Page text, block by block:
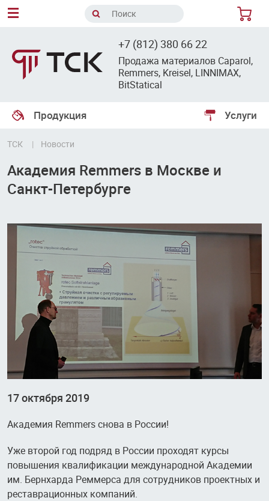
+7 (812) 380 66 22
Продажа материалов Caparol,
Remmers, Kreisel, LINNIMAX,
BitStatical
Продукция Услуги
ТСК Новости
Академия Remmers в Москве и
Санкт-Петербурге
17 октября 2019
Академия Remmers снова в России!
Уже второй год подряд в России проходят курсы
повышения квалификации международной Академии
им. Бернхарда Реммерса для сотрудников проектных и
реставрационных компаний.